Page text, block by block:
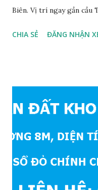
Biên. Vị trí ngay gần cầu
đấu giá phường Cự Khối,
Khối khoảng 300m.
sẽ rất đẹp, lý tưởng để ở,
10m và vỉa hè rộng 3m,
chính chủ; * Giá bán:
CHIA SẺ ĐĂNG NHẬN